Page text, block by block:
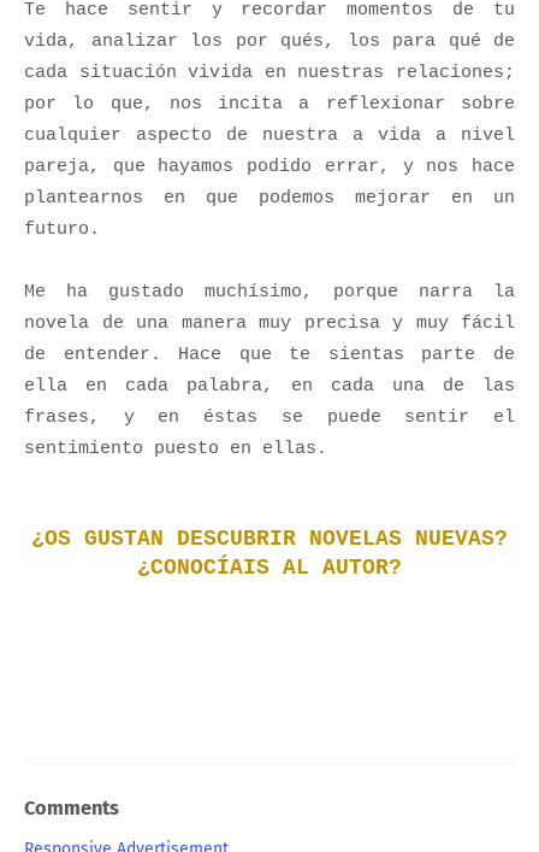
Te hace sentir y recordar momentos de tu
vida, analizar los por qués, los para qué de
cada situación vivida en nuestras relaciones;
por lo que, nos incita a reflexionar sobre
cualquier aspecto de nuestra a vida a nivel
pareja, que hayamos podido errar, y nos hace
plantearnos en que podemos mejorar en un
futuro.
Me ha gustado muchísimo, porque narra la
novela de una manera muy precisa y muy fácil
de entender. Hace que te sientas parte de
ella en cada palabra, en cada una de las
frases, y en éstas se puede sentir el
sentimiento puesto en ellas.
¿OS GUSTAN DESCUBRIR NOVELAS NUEVAS?
¿CONOCÍAIS AL AUTOR?
Comments